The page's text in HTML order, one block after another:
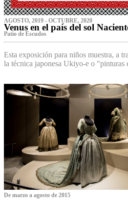
AGOSTO, 2019 - OCTUBRE, 2020
Venus en el país del sol
P‌atio de Escudos
Esta exposición para niños muestra, a
la técnica japonesa Ukiyo-e o
De marzo a agosto de 2015